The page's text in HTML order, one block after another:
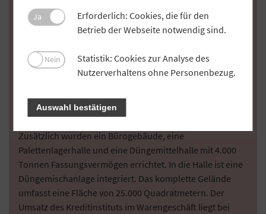
beantragte die Bank erfolgreich Mittel aus der
Marktstrukturförderung, die für die Finanzierung eine
große Rolle gespielt haben. Die
Getreideerfassungsanlage in Pfraundorf verfügt über
zwei sogenannte Annahmegossen, über die das Getreide
in die Silos befördert wird. Pro Gosse können bis zu 150
eine Lagerkapazität von 10.000 Tonnen. Außerdem gibt
Zusätzlich wurden ein Bürogebäude, eine
Palettenlagerhalle und eine Düngemittelhalle mit 4.000
Tonnen Fassungsvermögen errichtet. In die Halle ist eine
Düngemischanlage integriert. Das komplette Gelände
umfasst eine Fläche von 25.000 Quadratmetern. Der
Umsatz des Kreditinstituts im Warengeschäft liegt bei
Ja
Erforderlich: Cookies, die für den
Betrieb der Webseite notwendig sind.
Nein
Statistik: Cookies zur Analyse des
Nutzerverhaltens ohne Personenbezug.
Auswahl bestätigen